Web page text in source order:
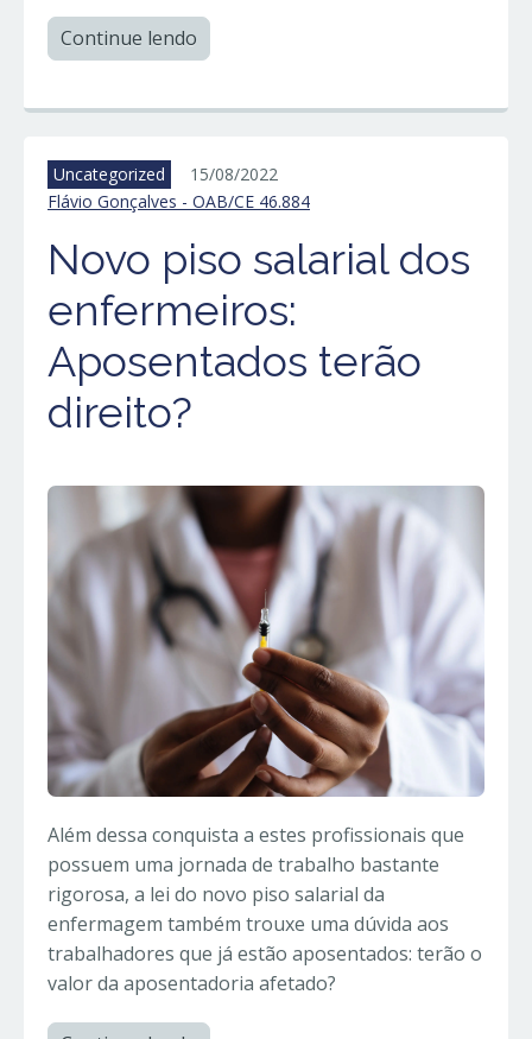
Continue lendo
Uncategorized
15/08/2022
Flávio Gonçalves - OAB/CE 46.884
Novo piso salarial dos
enfermeiros:
Aposentados terão
direito?
Além dessa conquista a estes profissionais que
possuem uma jornada de trabalho bastante
rigorosa, a lei do novo piso salarial da
enfermagem também trouxe uma dúvida aos
trabalhadores que já estão aposentados: terão o
valor da aposentadoria afetado?